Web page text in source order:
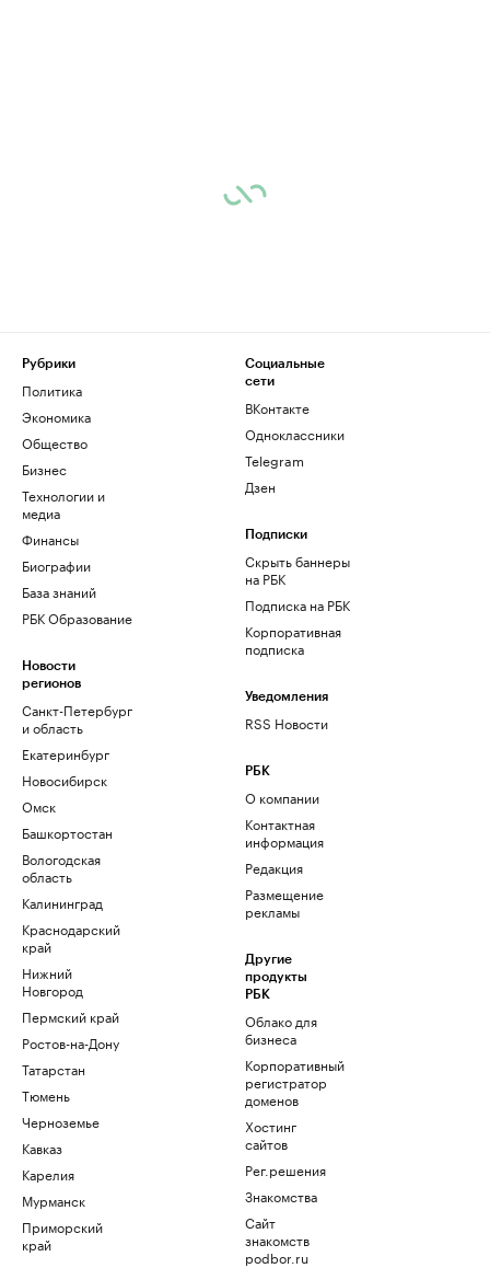
Рубрики
Политика
Экономика
Общество
Бизнес
Технологии и
медиа
Финансы
Биографии
База знаний
РБК Образование
Новости
регионов
Санкт-Петербург
и область
Екатеринбург
Новосибирск
Омск
Башкортостан
Вологодская
область
Калининград
Краснодарский
край
Нижний
Новгород
Пермский край
Ростов-на-Дону
Татарстан
Тюмень
Черноземье
Кавказ
Карелия
Мурманск
Приморский
край
Социальные
сети
ВКонтакте
Одноклассники
Telegram
Дзен
Подписки
Скрыть баннеры
на РБК
Подписка на РБК
Корпоративная
подписка
Уведомления
RSS Новости
РБК
О компании
Контактная
информация
Редакция
Размещение
рекламы
Другие
продукты
РБК
Облако для
бизнеса
Корпоративный
регистратор
доменов
Хостинг
сайтов
Рег.решения
Знакомства
Сайт
знакомств
podbor.ru